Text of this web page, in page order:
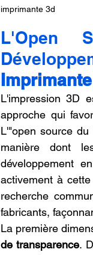
imprimante 3d
L'Open
L'impression 3D
approche qui
L'"open source
manière dont
développement
activement à
recherche
fabricants,
La première
de transparence.